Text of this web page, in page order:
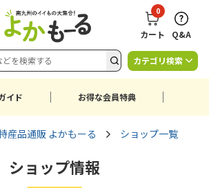
0
カート Q&A
カテゴリ検索
イド お得な会員特典
産品通販 よかもーる
ショップ一覧
ショップ情報